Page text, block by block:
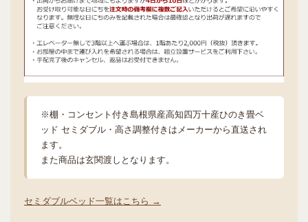
※棚・コンセント付き島根県産高知四万十産ひのき畳ベ
ッド セミダブル・高さ調整付きはメーカーから直送され
ます。
また商品は玄関渡しとなります。
セミダブルベッド一覧はこちら →